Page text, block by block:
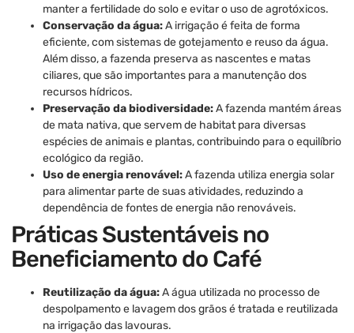
manter a fertilidade do solo e evitar o uso de agrotóxicos.
Conservação da água:A irrigação é feita de forma
eficiente, com sistemas de gotejamento e reuso da água.
Além disso, a fazenda preserva as nascentes e matas
ciliares, que são importantes para a manutenção dos
recursos hídricos.
Preservação da biodiversidade:A fazenda mantém áreas
de mata nativa, que servem de habitat para diversas
espécies de animais e plantas, contribuindo para o equilíbrio
ecológico da região.
Uso de energia renovável:A fazenda utiliza energia solar
para alimentar parte de suas atividades, reduzindo a
dependência de fontes de energia não renováveis.
Práticas Sustentáveis no
Beneficiamento do Café
Reutilização da água:A água utilizada no processo de
despolpamento e lavagem dos grãos é tratada e reutilizada
na irrigação das lavouras.